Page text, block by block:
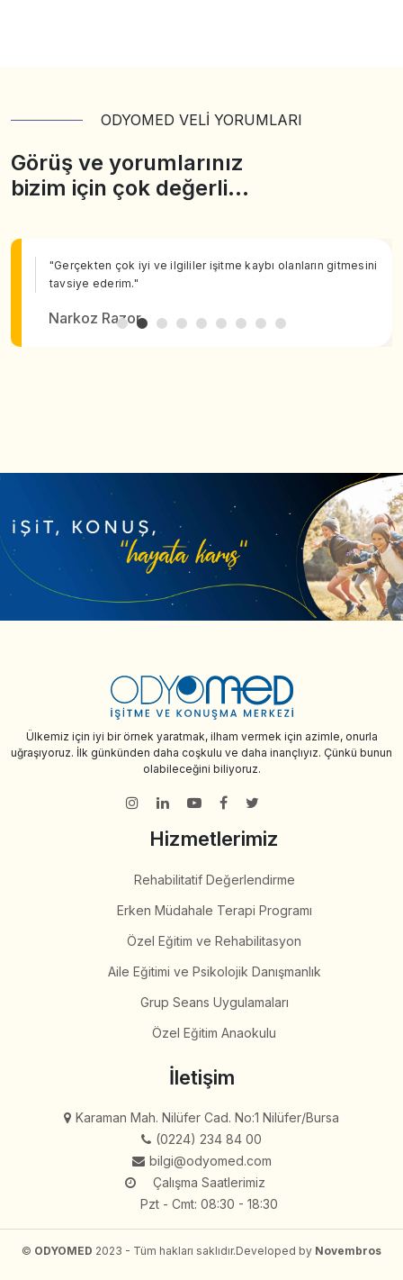
ODYOMED VELİ YORUMLARI
Görüş ve yorumlarınız
bizim için çok değerli…
"Gerçekten çok iyi ve ilgililer işitme kaybı olanların gitmesini
tavsiye ederim."
Narkoz Razor
Ülkemiz için iyi bir örnek yaratmak, ilham vermek için azimle, onurla
uğraşıyoruz. İlk günkünden daha coşkulu ve daha inançlıyız. Çünkü bunun
olabileceğini biliyoruz.
Hizmetlerimiz
Rehabilitatif Değerlendirme
Erken Müdahale Terapi Programı
Özel Eğitim ve Rehabilitasyon
Aile Eğitimi ve Psikolojik Danışmanlık
Grup Seans Uygulamaları
Özel Eğitim Anaokulu
İletişim
Karaman Mah. Nilüfer Cad. No:1 Nilüfer/Bursa
(0224) 234 84 00
bilgi@odyomed.com
Çalışma Saatlerimiz
Pzt - Cmt: 08:30 - 18:30
© ODYOMED 2023 - Tüm hakları saklıdır.Developed by Novembros